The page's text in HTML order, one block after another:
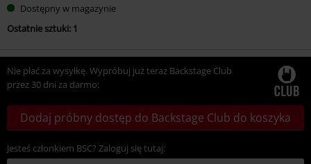
Dostępny w magazynie
Ostatnie sztuki: 1
Nie płać za wysyłkę. Wypróbuj już teraz Backstage Club
przez 30 dni za darmo:
Dodaj próbny dostęp do Backstage Club do koszyka
Jesteś członkiem BSC? Zaloguj się tutaj: